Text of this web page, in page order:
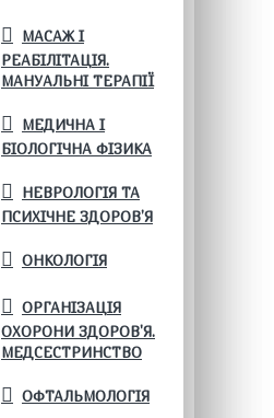
МАСАЖ І
РЕАБІЛІТАЦІЯ.
МАНУАЛЬНІ ТЕРАПІЇ
МЕДИЧНА І
БІОЛОГІЧНА ФІЗИКА
НЕВРОЛОГІЯ ТА
ПСИХІЧНЕ ЗДОРОВ’Я
ОНКОЛОГІЯ
ОРГАНІЗАЦІЯ
ОХОРОНИ ЗДОРОВ'Я.
МЕДСЕСТРИНСТВО
ОФТАЛЬМОЛОГІЯ